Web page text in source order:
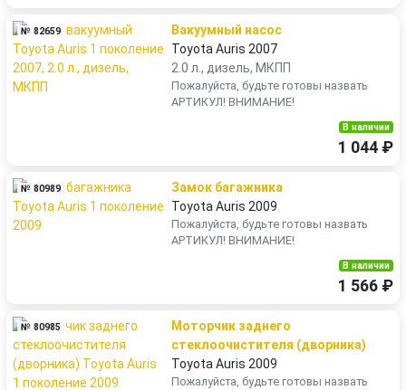
№ 82659
Вакуумный насос
Toyota Auris 2007
2.0 л., дизель, МКПП
Пожалуйста, будьте готовы назвать
АРТИКУЛ! ВНИМАНИЕ!
В наличии
1 044 ₽
№ 80989
Замок багажника
Toyota Auris 2009
Пожалуйста, будьте готовы назвать
АРТИКУЛ! ВНИМАНИЕ!
В наличии
1 566 ₽
№ 80985
Моторчик заднего
стеклоочистителя (дворника)
Toyota Auris 2009
Пожалуйста, будьте готовы назвать